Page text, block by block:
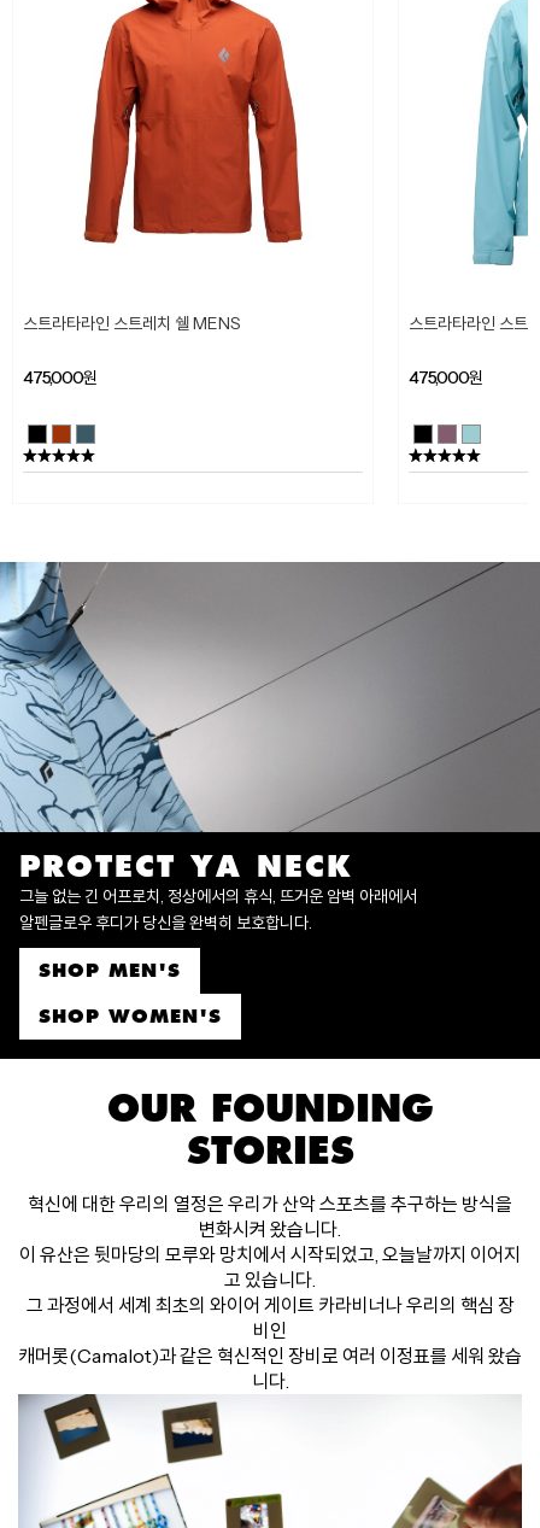
스트라타라인 스트레치 쉘 MENS
475,000원
스트라타라인 스
475,000원
PROTECT YA NECK
그늘 없는 긴 어프로치, 정상에서의 휴식, 뜨거운 암벽 아래에서
알펜글로우 후디가 당신을 완벽히 보호합니다.
SHOP MEN'S
SHOP WOMEN'S
OUR FOUNDING
STORIES
혁신에 대한 우리의 열정은 우리가 산악 스포츠를 추구하는 방식을
변화시켜 왔습니다.
이 유산은 뒷마당의 모루와 망치에서 시작되었고, 오늘날까지 이어지
고 있습니다.
그 과정에서 세계 최초의 와이어 게이트 카라비너나 우리의 핵심 장
비인
캐머롯(Camalot)과 같은 혁신적인 장비로 여러 이정표를 세워 왔습
니다.